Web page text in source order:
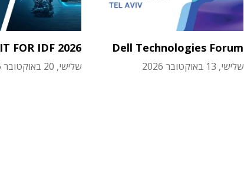
Dell Technologies Forum
שלישי, 13 באוקטובר 2026
IT FOR IDF 2026
שלישי, 20 באוקטובר 2026